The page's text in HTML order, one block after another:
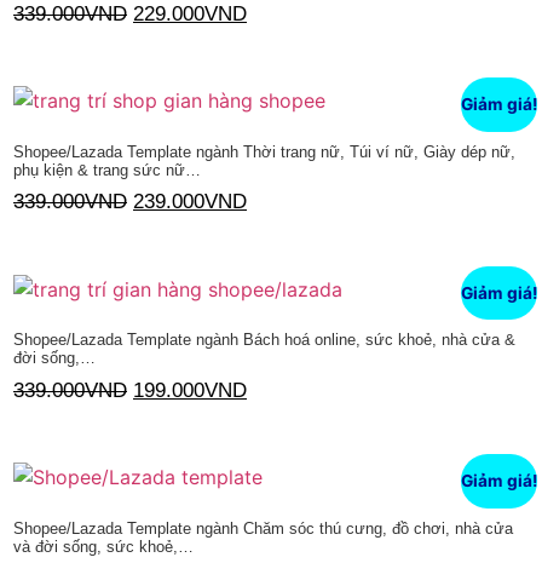
339.000VND 229.000VND
Giảm giá!
Shopee/Lazada Template ngành Thời trang nữ, Túi ví nữ, Giày dép nữ,
phụ kiện & trang sức nữ…
339.000VND 239.000VND
Giảm giá!
Shopee/Lazada Template ngành Bách hoá online, sức khoẻ, nhà cửa &
đời sống,…
339.000VND 199.000VND
Giảm giá!
Shopee/Lazada Template ngành Chăm sóc thú cưng, đồ chơi, nhà cửa
và đời sống, sức khoẻ,…